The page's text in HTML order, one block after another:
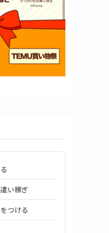
い稼ぎ
つける